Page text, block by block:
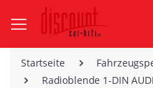
Startseite
Radioblende 1-DIN